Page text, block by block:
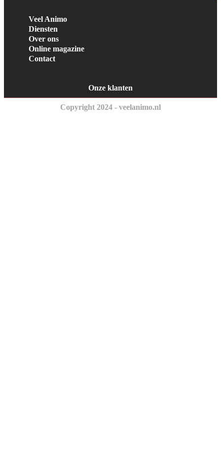
Veel Animo
Diensten
Over ons
Online magazine
Contact
Onze klanten
Copyright 2024 - veelanimo.nl